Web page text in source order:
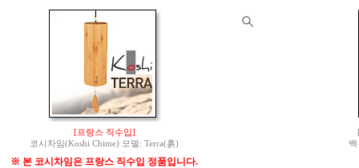
[프랑스 직수입]
코시차임(Koshi Chime) 모델: Terra(흙)
※ 본 코시차임은 프랑스 직수입 정품입니다.